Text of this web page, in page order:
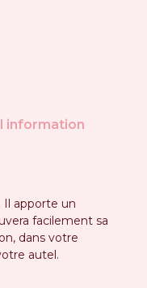
information
Il apporte un
facilement sa
dans votre
autel.